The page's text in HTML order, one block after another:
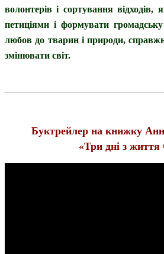
волонтерів і сортування відходів,
петиціями і формувати
любов до тварин і природи,
змінювати світ.
Буктрейлер на книжку
«Три дні з